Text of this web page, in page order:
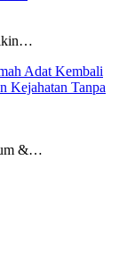
Adat Kembali
Kejahatan Tanpa
&…